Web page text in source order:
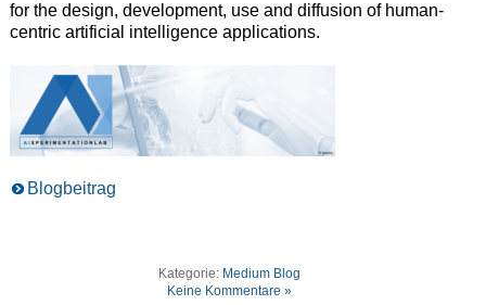
for the design, development, use and diffusion of human-
centric artificial intelligence applications.
Blogbeitrag
Kategorie: Medium Blog
Keine Kommentare »